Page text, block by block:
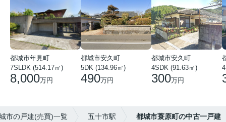
都城市年見町
7SLDK (514.17㎡)
8,000万円
都城市安久町
5DK (134.96㎡)
490万円
都城市安久町
4SDK (91.63㎡)
300万円
市の戸建(売買)一覧 五十市駅 都城市蓑原町の中古一戸建